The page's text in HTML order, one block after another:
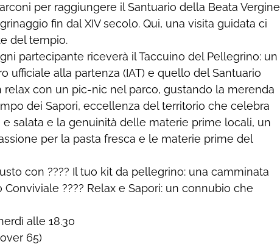
per raggiungere il Santuario della Beata Vergine
fin dal XIV secolo. Qui, una visita guidata ci
del tempio.
partecipante riceverà il Taccuino del Pellegrino: un
ufficiale alla partenza (IAT) e quello del Santuario
con un pic-nic nel parco, gustando la merenda
dei Sapori, eccellenza del territorio che celebra
salata e la genuinità delle materie prime locali, un
per la pasta fresca e le materie prime del
con ???? Il tuo kit da pellegrino: una camminata
???? Relax e Sapori: un connubio che
alle 18.30
65)